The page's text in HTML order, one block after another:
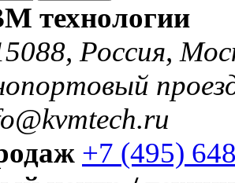
технологии
Россия,
+7 (495)